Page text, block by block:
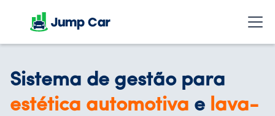
Sistema de gestão para
estética automotiva e lava-